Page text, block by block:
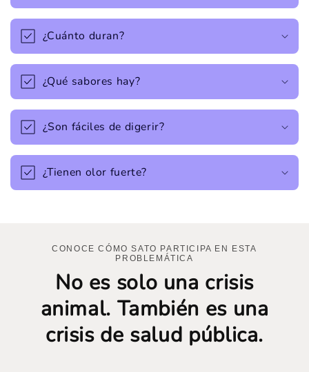
¿Cuánto duran?
¿Qué sabores hay?
¿Son fáciles de digerir?
¿Tienen olor fuerte?
CONOCE CÓMO SATO PARTICIPA EN ESTA
PROBLEMÁTICA
No es solo una crisis
animal. También es una
crisis de salud pública.